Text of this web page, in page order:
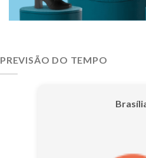
PREVISÃO DO TEMPO